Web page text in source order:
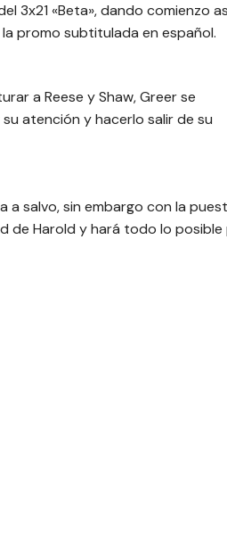
3x21 «Beta», dando comienzo
promo subtitulada en español.
a Reese y Shaw, Greer se
atención y hacerlo salir de su
salvo, sin embargo con la
de Harold y hará todo lo posible